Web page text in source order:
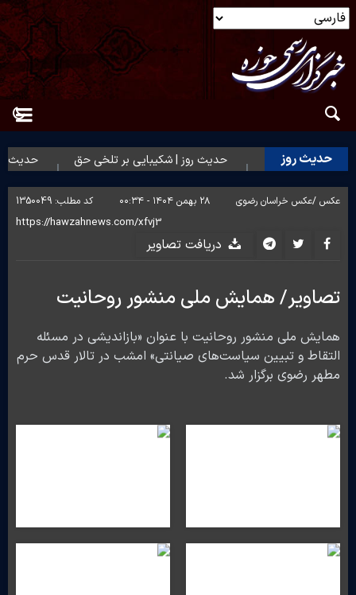
حدیث روز
سرمایه انسان حدیث روز | شکیبایی بر تلخی حق حدیث
عکس /عکس خراسان رضوی ۲۸ بهمن ۱۴۰۴ - ۰۰:۳۴ کد مطلب: 1350049
دریافت تصاویر
تصاویر/ همایش ملی منشور روحانیت
همایش ملی منشور روحانیت با عنوان «بازاندیشی در مسئله
التقاط و تبیین سیاست‌های صیانتی» امشب در تالار قدس حرم
مطهر رضوی برگزار شد.